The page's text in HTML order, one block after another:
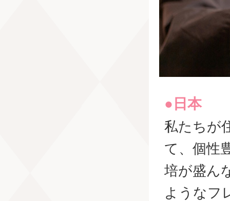
●日本
私たちが
て、個性
培が盛ん
ようなフ